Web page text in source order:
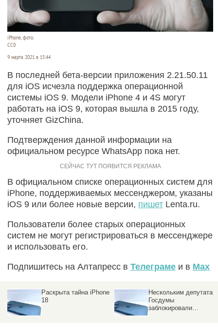
iPhone, фото.
СС0
9 марта 2021 в 15:44
В последней бета-версии приложения 2.21.50.11
для iOS исчезла поддержка операционной
системы iOS 9. Модели iPhone 4 и 4S могут
работать на iOS 9, которая вышла в 2015 году,
уточняет GizChina.
Подтверждения данной информации на
официальном ресурсе WhatsApp пока нет.
В официальном списке операционных систем для
iPhone, поддерживаемых мессенджером, указаны
iOS 9 или более новые версии, пишет Lenta.ru.
Пользователи более старых операционных
систем не могут регистрироваться в мессенджере
и использовать его.
Подпишитесь на Алтапресс в Телеграме и в Max
Раскрыта тайна iPhone
18
Нескольким депутатам
Госдумы
заблокировали